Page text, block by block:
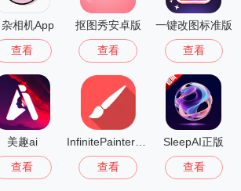
杂相机App
查看
抠图秀安卓版
查看
一键改图标准版
查看
美趣ai
查看
InfinitePainter安卓版
查看
SleepAI正版
查看